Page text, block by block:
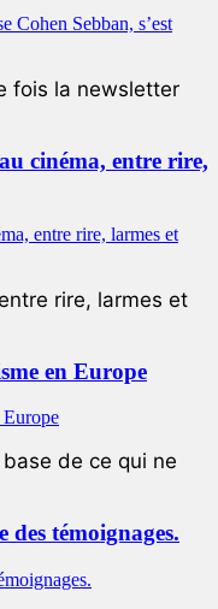
fois la newsletter
cinéma, entre rire,
rire, larmes et
en Europe
de ce qui ne
témoignages.